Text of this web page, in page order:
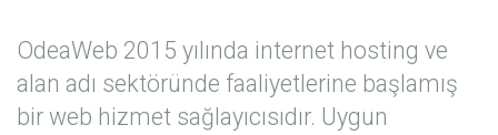
OdeaWeb 2015 yılında internet hosting ve
alan adı sektöründe faaliyetlerine başlamış
bir web hizmet sağlayıcısıdır. Uygun